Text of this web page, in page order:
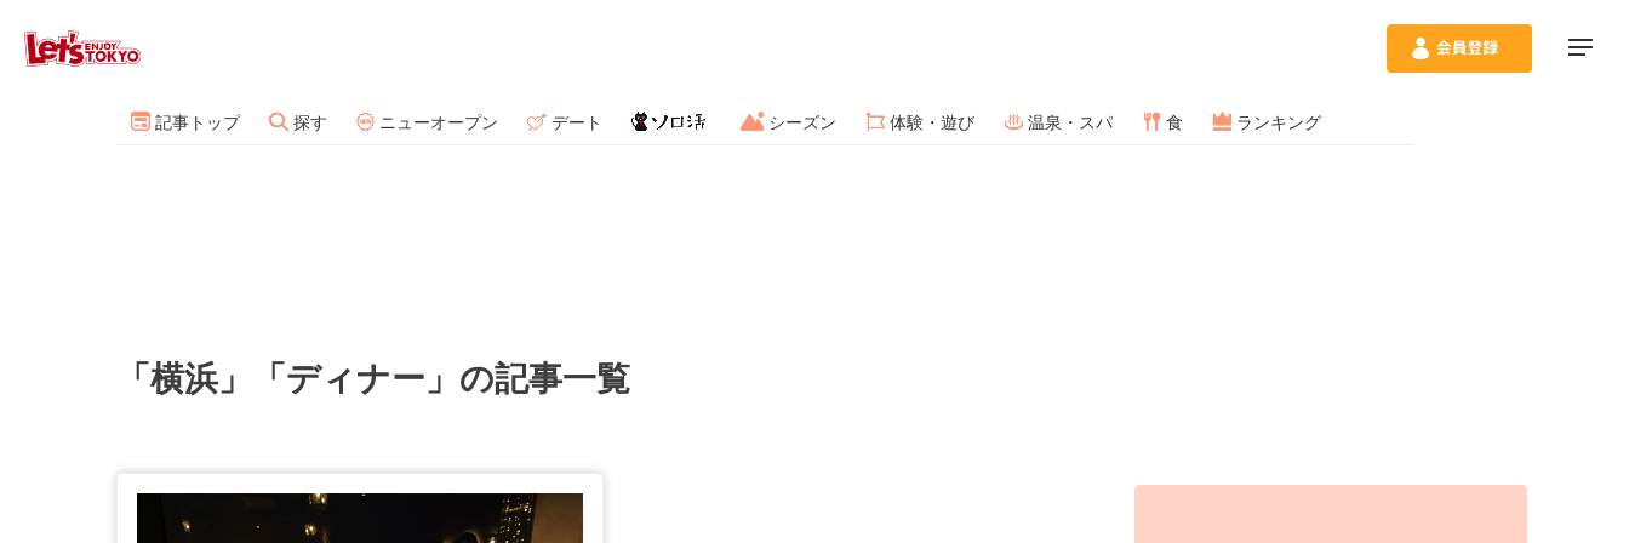
記事トップ 探す ニューオープン デート シーズン 体験・遊び 温泉・スパ 食 ランキング
「横浜」「ディナー」の記事一覧